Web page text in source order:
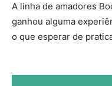
A linha de amadores
ganhou alguma
o que esperar de